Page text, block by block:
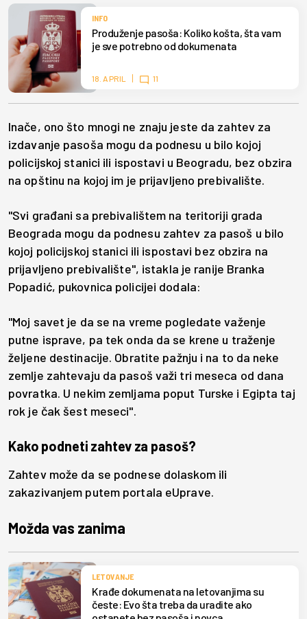
INFO
Produženje pasoša: Koliko košta, šta vam
je sve potrebno od dokumenata
18. APRIL 11
Inače, ono što mnogi ne znaju jeste da zahtev za
izdavanje pasoša mogu da podnesu u bilo kojoj
policijskoj stanici ili ispostavi u Beogradu, bez obzira
na opštinu na kojoj im je prijavljeno prebivalište.
"Svi građani sa prebivalištem na teritoriji grada
Beograda mogu da podnesu zahtev za pasoš u bilo
kojoj policijskoj stanici ili ispostavi bez obzira na
prijavljeno prebivalište", istakla je ranije Branka
Popadić, pukovnica policijei dodala:
"Moj savet je da se na vreme pogledate važenje
putne isprave, pa tek onda da se krene u traženje
željene destinacije. Obratite pažnju i na to da neke
zemlje zahtevaju da pasoš važi tri meseca od dana
povratka. U nekim zemljama poput Turske i Egipta taj
rok je čak šest meseci".
Kako podneti zahtev za pasoš?
Zahtev može da se podnese dolaskom ili
zakazivanjem putem portala eUprave.
Možda vas zanima
LETOVANJE
Krađe dokumenata na letovanjima su
česte: Evo šta treba da uradite ako